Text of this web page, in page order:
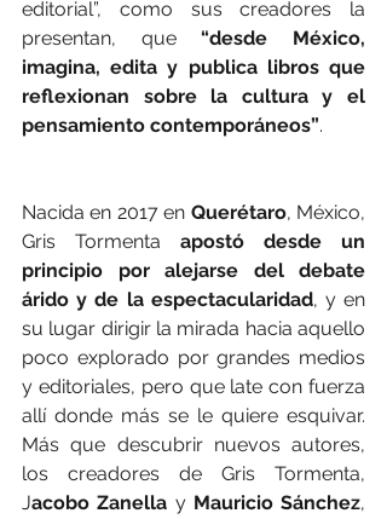
editorial”, como sus creadores la
presentan, que “desde México,
imagina, edita y publica libros que
reflexionan sobre la cultura y el
pensamiento contemporáneos”.
Nacida en 2017 en Querétaro, México,
Gris Tormenta apostó desde un
principio por alejarse del debate
árido y de la espectacularidad, y en
su lugar dirigir la mirada hacia aquello
poco explorado por grandes medios
y editoriales, pero que late con fuerza
allí donde más se le quiere esquivar.
Más que descubrir nuevos autores,
los creadores de Gris Tormenta,
Jacobo Zanella y Mauricio Sánchez,